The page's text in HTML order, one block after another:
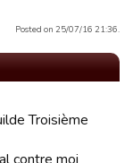
Posted on 25/07/16 21:36.
Troisième